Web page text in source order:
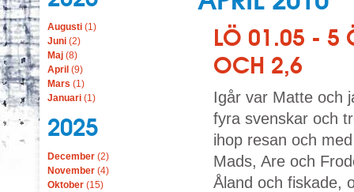
Augusti (1)
Juni (2)
Maj (8)
April (9)
Mars (1)
Januari (1)
2025
December (2)
November (4)
Oktober (15)
LÖ 01.05 - 5
OCH 2,6
Igår var Matte och
fyra svenskar och
ihop resan och
Mads, Are och
Åland och fiskade,